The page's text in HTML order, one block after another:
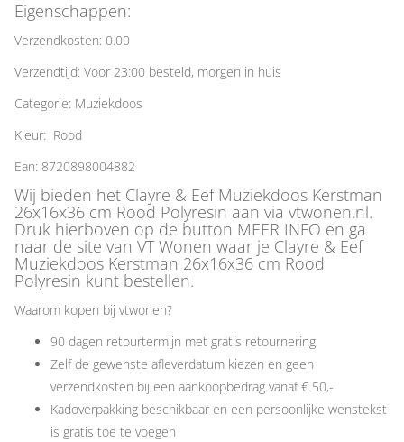
Eigenschappen:
Verzendkosten: 0.00
Verzendtijd: Voor 23:00 besteld, morgen in huis
Categorie: Muziekdoos
Kleur: Rood
Ean: 8720898004882
Wij bieden het Clayre & Eef Muziekdoos Kerstman
26x16x36 cm Rood Polyresin aan via vtwonen.nl.
Druk hierboven op de button MEER INFO en ga
naar de site van VT Wonen waar je Clayre & Eef
Muziekdoos Kerstman 26x16x36 cm Rood
Polyresin kunt bestellen.
Waarom kopen bij vtwonen?
90 dagen retourtermijn met gratis retournering
Zelf de gewenste afleverdatum kiezen en geen
verzendkosten bij een aankoopbedrag vanaf € 50,-
Kadoverpakking beschikbaar en een persoonlijke wenstekst
is gratis toe te voegen